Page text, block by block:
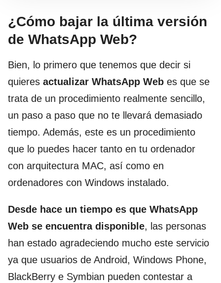
¿Cómo bajar la última versión
de WhatsApp Web?
Bien, lo primero que tenemos que decir si
quieres actualizar WhatsApp Web es que se
trata de un procedimiento realmente sencillo,
un paso a paso que no te llevará demasiado
tiempo. Además, este es un procedimiento
que lo puedes hacer tanto en tu ordenador
con arquitectura MAC, así como en
ordenadores con Windows instalado.
Desde hace un tiempo es que WhatsApp
Web se encuentra disponible, las personas
han estado agradeciendo mucho este servicio
ya que usuarios de Android, Windows Phone,
BlackBerry e Symbian pueden contestar a